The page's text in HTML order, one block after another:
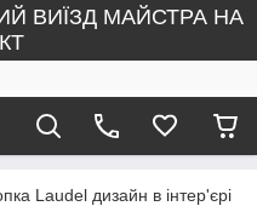
ВИЇЗД МАЙСТРА НА
Laudel дизайн в інтер'єрі